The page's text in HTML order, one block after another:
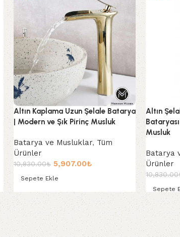
Altın Kaplama Uzun Şelale Batarya
| Modern ve Şık Pirinç Musluk
Batarya ve Musluklar, Tüm
Ürünler
10,830.00₺ 5,907.00₺
Sepete Ekle
Sepete Ekle
Altın
Musluk
Batarya
Ürünler
10,830.00
Sepete
Sepete